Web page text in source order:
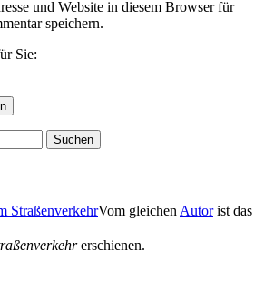
und Website in diesem Browser für
speichern.
Sie:
Vom gleichenAutorist das
erschienen.